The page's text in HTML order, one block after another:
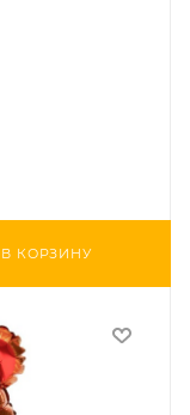
В КОРЗИНУ